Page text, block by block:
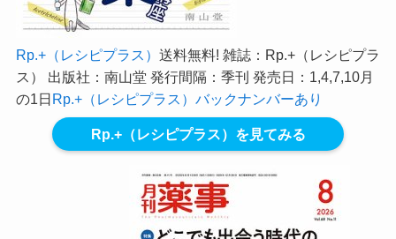
Rp.+（レシピプラス） 送料無料! 雑誌：Rp.+（レシピプラ
ス） 出版社：南山堂 発行間隔：季刊 発売日：1,4,7,10月
の1日Rp.+（レシピプラス）バックナンバーあり
Rp.+（レシピプラス）を見てみる